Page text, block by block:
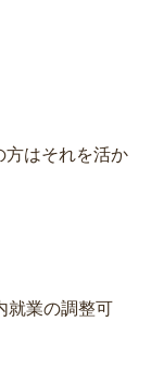
方はそれを活か
就業の調整可